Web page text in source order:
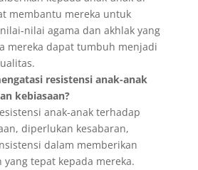
membantu mereka untuk
nilai agama dan akhlak yang
mereka dapat tumbuh menjadi
resistensi anak-anak
kebiasaan?
anak-anak terhadap
diperlukan kesabaran,
dalam memberikan
tepat kepada mereka.